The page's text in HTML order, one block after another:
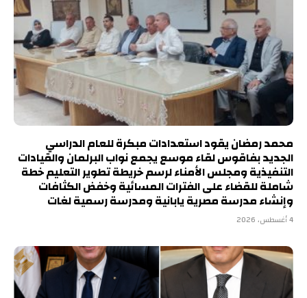
محمد رمضان يقود استعدادات مبكرة للعام الدراسي
الجديد بفاقوس لقاء موسع يجمع نواب البرلمان والقيادات
التنفيذية ومجلس الأمناء لرسم خريطة تطوير التعليم خطة
شاملة للقضاء على الفترات المسائية وخفض الكثافات
وإنشاء مدرسة مصرية يابانية ومدرسة رسمية لغات
4 أغسطس، 2026